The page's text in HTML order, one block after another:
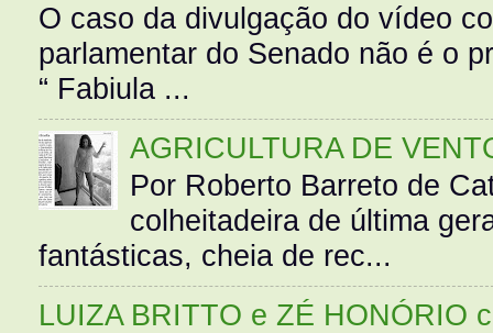
O caso da divulgação do vídeo
parlamentar do Senado não é o
“ Fabiula ...
AGRICULTURA DE
Por Roberto Barreto de
colheitadeira de última
fantásticas, cheia de rec...
LUIZA BRITTO e ZÉ HONÓRIO